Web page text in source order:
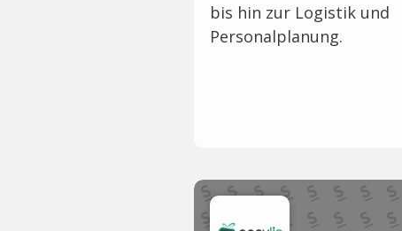
bis hin zur Logistik und
Personalplanung.